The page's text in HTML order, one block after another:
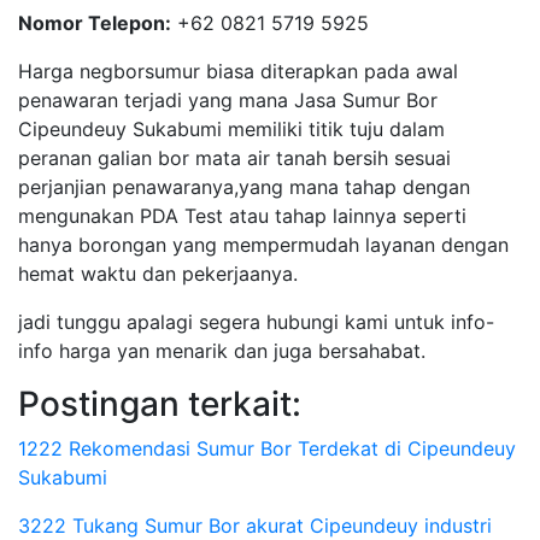
Nomor Telepon: +62 0821 5719 5925
Harga negborsumur biasa diterapkan pada awal
penawaran terjadi yang mana Jasa Sumur Bor
Cipeundeuy Sukabumi memiliki titik tuju dalam
peranan galian bor mata air tanah bersih sesuai
perjanjian penawaranya,yang mana tahap dengan
mengunakan PDA Test atau tahap lainnya seperti
hanya borongan yang mempermudah layanan dengan
hemat waktu dan pekerjaanya.
jadi tunggu apalagi segera hubungi kami untuk info-
info harga yan menarik dan juga bersahabat.
Postingan terkait:
1222 Rekomendasi Sumur Bor Terdekat di Cipeundeuy
Sukabumi
3222 Tukang Sumur Bor akurat Cipeundeuy industri